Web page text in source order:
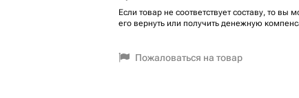
Если товар не соответствует составу, то вы
его вернуть или получить денежную
Пожаловаться на товар